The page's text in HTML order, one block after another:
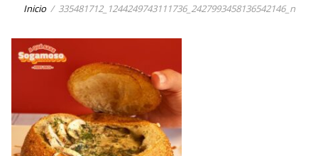
Inicio 335481712_1244249743111736_2427993458136542146_n